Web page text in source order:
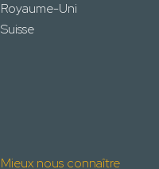
Royaume-Uni
Suisse
Mieux nous connaître